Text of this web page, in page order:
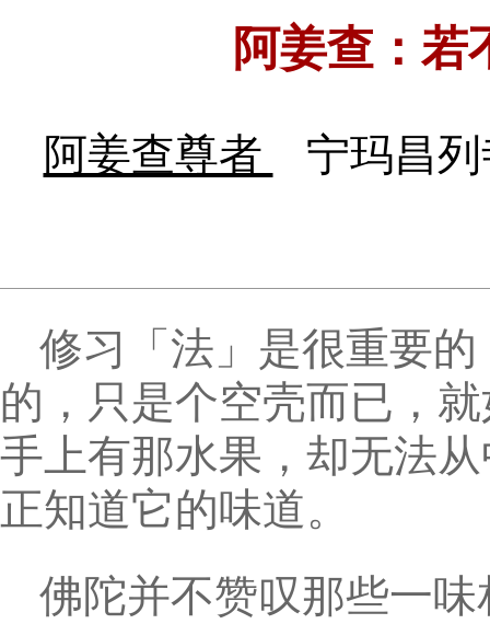
阿姜查：若
阿姜查尊者 宁玛昌
修习「法」是很重要
的，只是个空壳而已，
手上有那水果，却无法
正知道它的味道。
佛陀并不赞叹那些一